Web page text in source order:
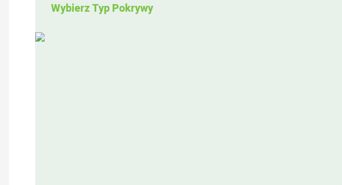
Wybierz Typ Pokrywy